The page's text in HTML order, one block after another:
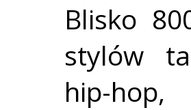
Blisko
stylów
hip-